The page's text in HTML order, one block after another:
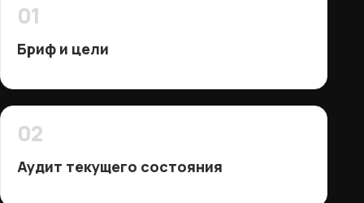
01
Бриф и цели
02
Аудит текущего состояния